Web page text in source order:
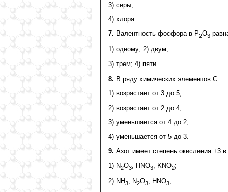
3) серы;
4) хлора.
7. Валентность фосфора в P2O3
1) одному; 2) двум;
3) трем; 4) пяти.
8. В ряду химических элементов С
1) возрастает от 3 до 5;
2) возрастает от 2 до 4;
3) уменьшается от 4 до 2;
4) уменьшается от 5 до 3.
9. Азот имеет степень окисления +3
1) N2O3 , НNО3 , KNО2;
2) NН3 , N2О3 , НNO3;